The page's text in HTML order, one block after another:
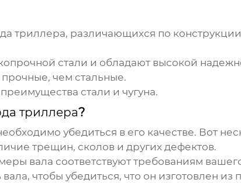
триллера, различающихся по
стали и обладают высокой
чем стальные.
стали и чугуна.
триллера?
убедиться в его качестве. Вот
трещин, сколов и других дефектов.
вала соответствуют требованиям
вала, чтобы убедиться, что он изготовлен